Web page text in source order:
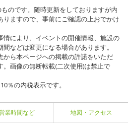
のです。随時更新をしておりますが内
ますので、事前にご確認の上おでかけ
により、イベントの開催情報、施設の
などは変更になる場合があります。
ら本ページへの掲載の許諾をいただ
。画像の無断転載(二次使用)は禁止で
％の内税表示です。
業時間など 地図・アクセス